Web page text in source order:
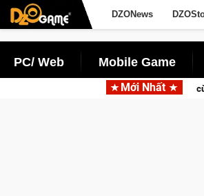
DZONews
PC/ Web Mobile Game
Mới Nhất
Garena hợp tác cùng Pocketpair đưa